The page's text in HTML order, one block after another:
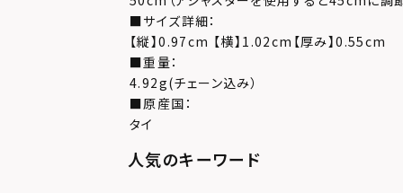
■サイズ詳細：
【縦】0.97cm 【横】1.02cm【厚み】0.55cm
■重量：
4.92g(チェーン込み）
■原産国：
タイ